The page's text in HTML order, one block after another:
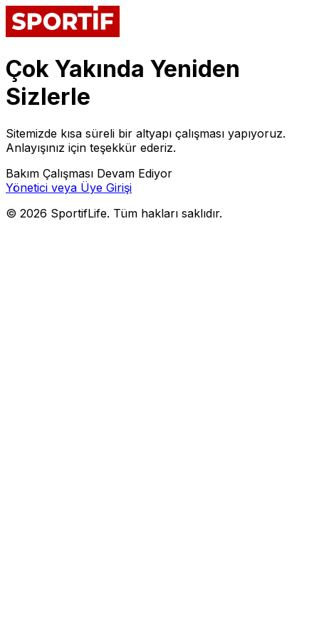
Çok Yakında Yeniden
Sizlerle
Sitemizde kısa süreli bir altyapı çalışması yapıyoruz.
Anlayışınız için teşekkür ederiz.
Bakım Çalışması Devam Ediyor
Yönetici veya Üye Girişi
© 2026 SportifLife. Tüm hakları saklıdır.